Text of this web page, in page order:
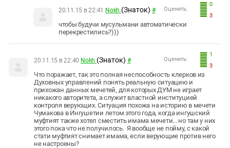
0
3
Оценить:
20.11.15 в 22:41 Nokh (Знаток) #
чтобы будучи мусульмани автоматически
перекрестились?)))
1
3
Оценить:
20.11.15 в 22:40 Nokh (Знаток) #
Что поражает, так это полная неспособность клерков из
Духовных управлений понять реальную ситуацию и
прихожан данных мечетей, для которых ДУМ не играет
никакого авторитета, а служит властной институцией
контроля верующих. Ситуация похожа на историю в мечети
Чумакова в Ингушетии летом этого года, когда ингушский
муфтият также хотел сместить имама мечети... но там у них
этого пока что не получилось. Я вообще не пойму, с какой
стати муфтият снимает имама, если верующие против него
не настроены?